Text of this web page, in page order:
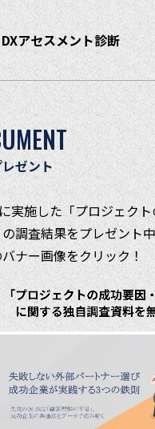
DXアセスメント診断
ゼント
実施した「プロジェク
調査結果をプレゼント
ナー画像をクリック！